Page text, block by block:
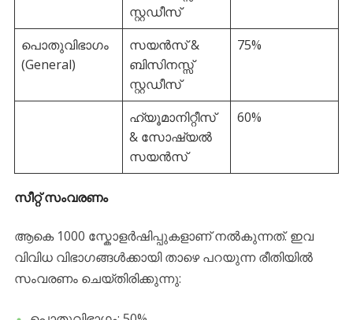
സ്റ്റഡീസ്
പൊതുവിഭാഗം
(General)
സയൻസ് &
ബിസിനസ്സ്
സ്റ്റഡീസ്
75%
ഹ്യൂമാനിറ്റീസ്
& സോഷ്യൽ
സയൻസ്
60%
സീറ്റ് സംവരണം
​ആകെ 1000 സ്കോളർഷിപ്പുകളാണ് നൽകുന്നത്. ഇവ
വിവിധ വിഭാഗങ്ങൾക്കായി താഴെ പറയുന്ന രീതിയിൽ
സംവരണം ചെയ്തിരിക്കുന്നു: